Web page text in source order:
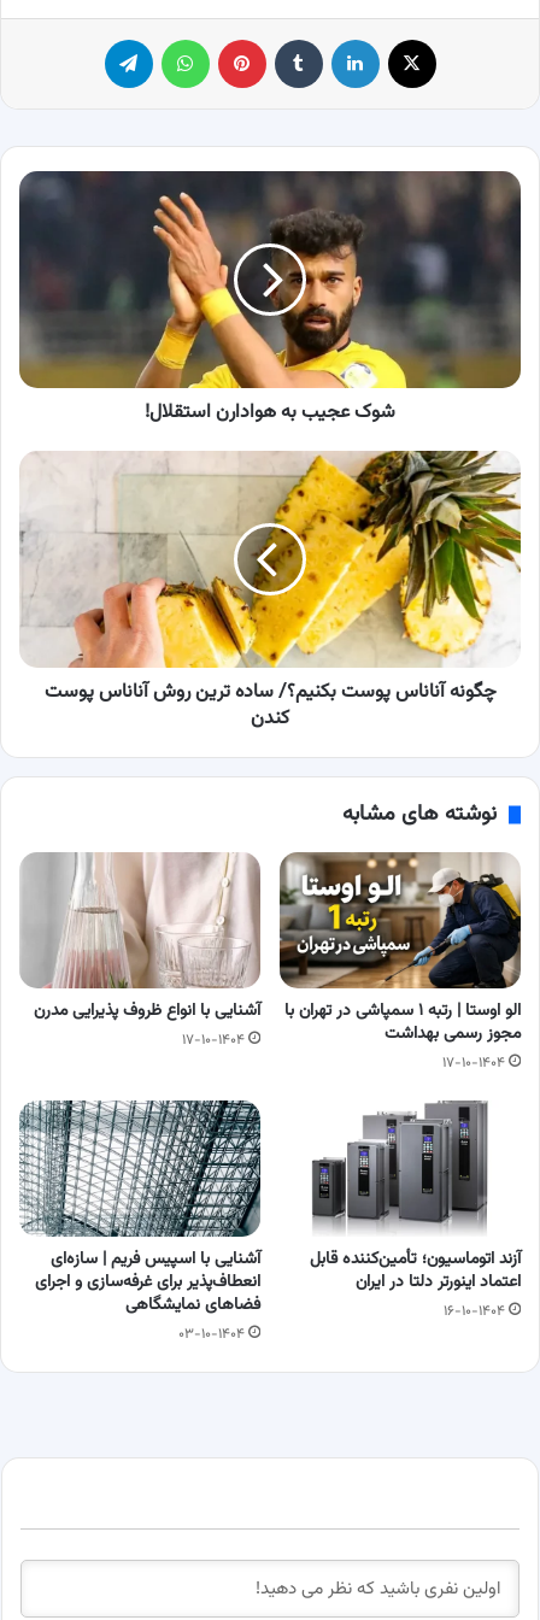
لینکدین ‫تامبلر پینترست
شوک
عجیب
استقلال!
شوک عجیب به هوادارن استقلال!
چگونه
آناناس
پوست
بکنیم؟/
ساده
روش
آناناس
کندنچگونه آناناس پوست بکنیم؟/ ساده ترین روش آناناس پوست
کندن
نوشته های مشابه
الو اوستا | رتبه ۱ سمپاشی در تهران با
مجوز رسمی بهداشت
۱۷-۱۰-۱۴۰۴
آشنایی با انواع ظروف پذیرایی مدرن
۱۷-۱۰-۱۴۰۴
آزند اتوماسیون؛ تأمین‌کننده قابل
اعتماد اینورتر دلتا در ایران
۱۶-۱۰-۱۴۰۴
آشنایی با اسپیس فریم | سازه‌ای
انعطاف‌پذیر برای غرفه‌سازی و اجرای
فضاهای نمایشگاهی
۰۳-۱۰-۱۴۰۴